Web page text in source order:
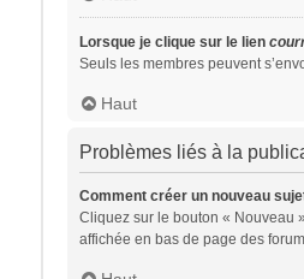
Lorsque je clique sur le lien
Seuls les membres peuvent
Haut
Problèmes liés à la
Comment créer un nouveau
Cliquez sur le bouton « Nouveau
affichée en bas de page des